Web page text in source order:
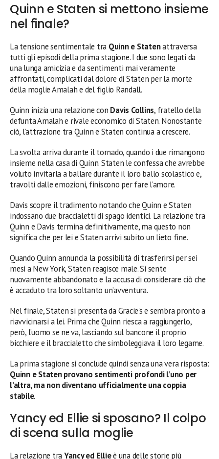
Quinn e Staten si mettono insieme
nel finale?
La tensione sentimentale tra Quinn e Statenattraversa
tutti gli episodi della prima stagione. I due sono legati da
una lunga amicizia e da sentimenti mai veramente
affrontati, complicati dal dolore di Staten per la morte
della moglie Amalah e del figlio Randall.
Quinn inizia una relazione con Davis Collins, fratello della
defunta Amalah e rivale economico di Staten. Nonostante
ciò, l’attrazione tra Quinn e Staten continua a crescere.
La svolta arriva durante il tornado, quando i due rimangono
insieme nella casa di Quinn. Staten le confessa che avrebbe
voluto invitarla a ballare durante il loro ballo scolastico e,
travolti dalle emozioni, finiscono per fare l’amore.
Davis scopre il tradimento notando che Quinn e Staten
indossano due braccialetti di spago identici. La relazione tra
Quinn e Davis termina definitivamente, ma questo non
significa che per lei e Staten arrivi subito un lieto fine.
Quando Quinn annuncia la possibilità di trasferirsi per sei
mesi a New York, Staten reagisce male. Si sente
nuovamente abbandonato e la accusa di considerare ciò che
è accaduto tra loro soltanto un’avventura.
Nel finale, Staten si presenta da Gracie’s e sembra pronto a
riavvicinarsi a lei. Prima che Quinn riesca a raggiungerlo,
però, l’uomo se ne va, lasciando sul bancone il proprio
bicchiere e il braccialetto che simboleggiava il loro legame.
La prima stagione si conclude quindi senza una vera risposta:
Quinn e Staten provano sentimenti profondi l’uno per
l’altra, ma non diventano ufficialmente una coppia
stabile.
Yancy ed Ellie si sposano? Il colpo
di scena sulla moglie
La relazione traYancy ed Ellieè una delle storie più